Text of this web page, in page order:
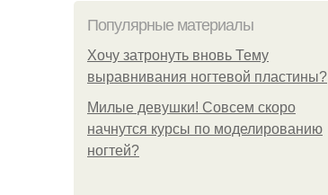
Популярные материалы
Хочу затронуть вновь Тему
выравнивания ногтевой пластины?
Милые девушки! Совсем скоро
начнутся курсы по моделированию
ногтей?